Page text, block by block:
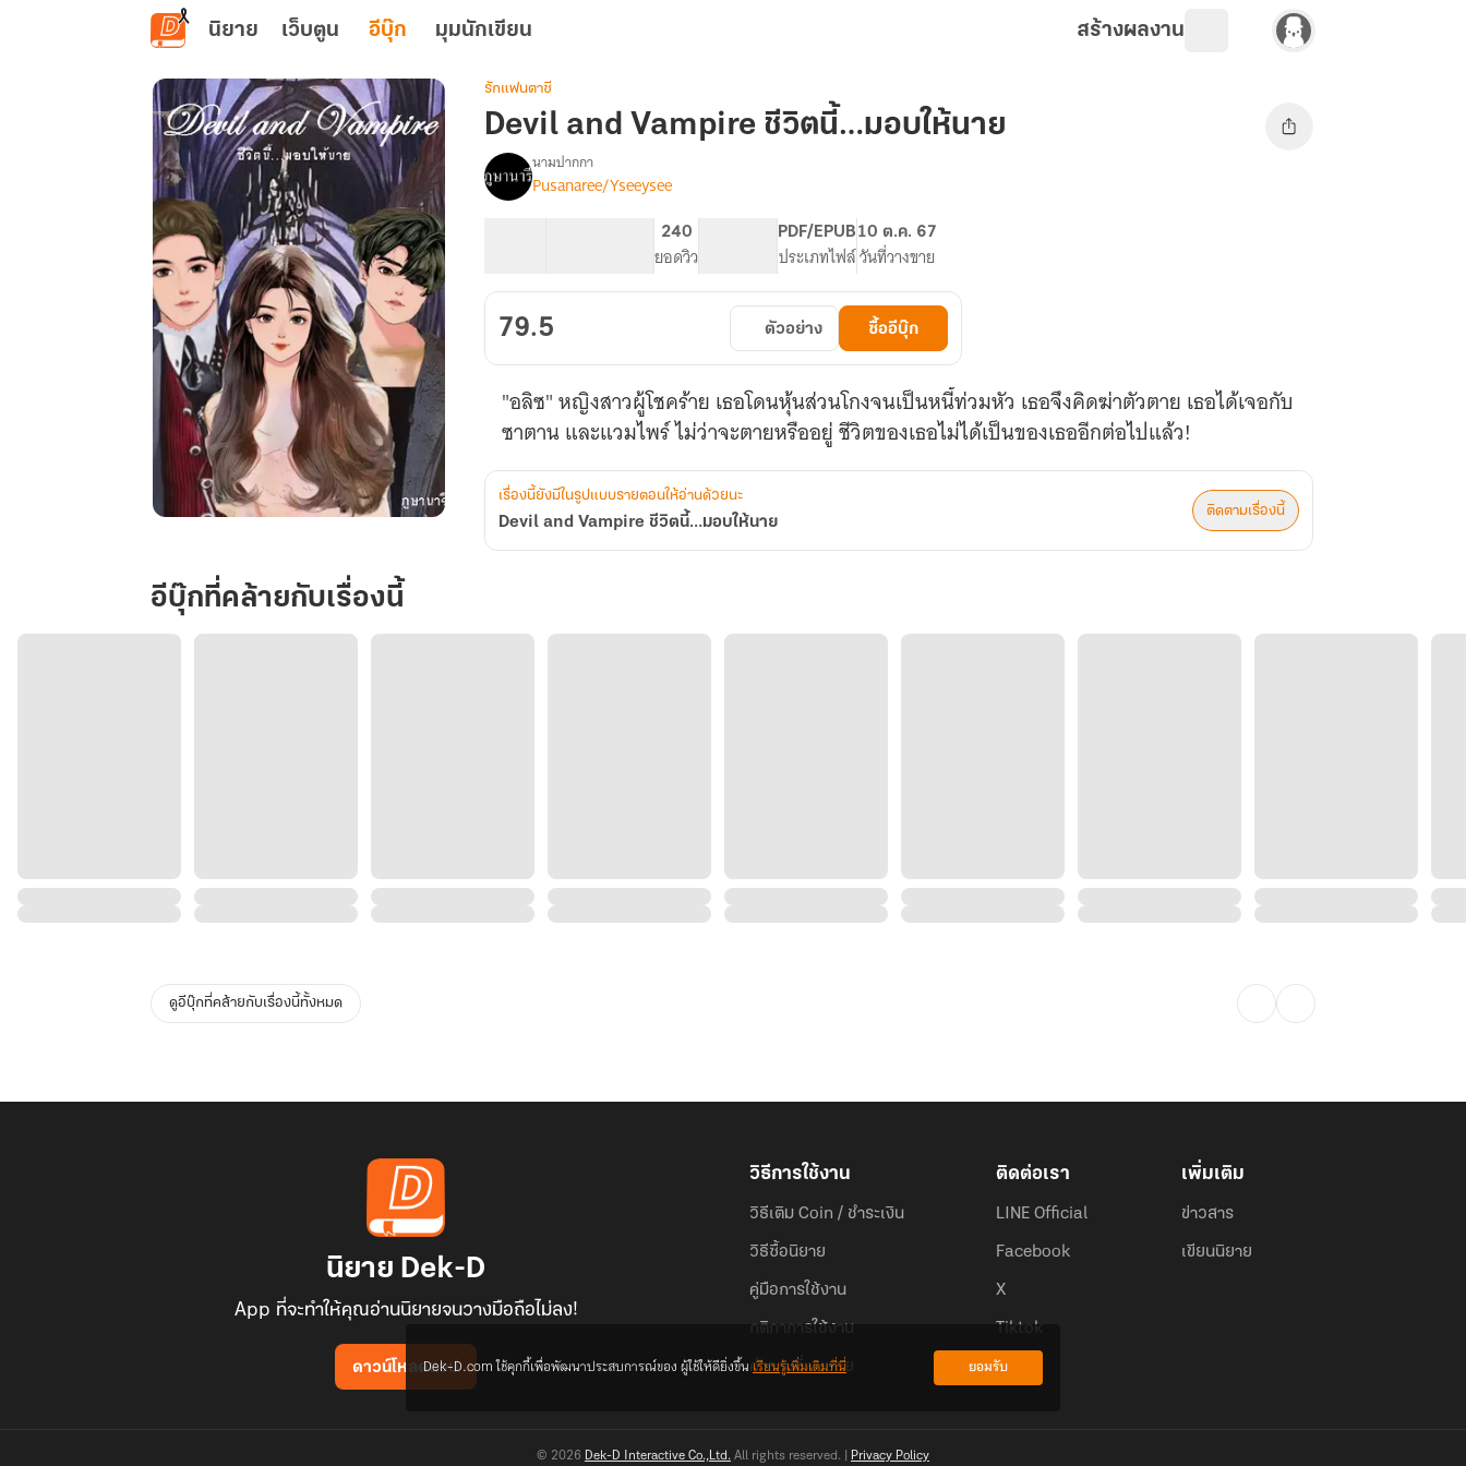
ข้ามไปยังเนื้อหาหลัก
นิยาย เว็บตูน อีบุ๊ก มุมนักเขียน สร้างผลงาน
Vampire
ชีวิต
นี้…
รักแฟนตาซี
Devil and Vampire ชีวิตนี้…มอบให้นาย
เรื่องDevil
and
มอบ
ให้
นาย
นามปากกา
Pusanaree/Yseeysee
240
ยอดวิว
PDF/EPUB
ประเภทไฟล์
10 ต.ค. 67
วันที่วางขาย
79.5 ตัวอย่าง ซื้ออีบุ๊ก
"อลิซ" หญิงสาวผู้โชคร้าย เธอโดนหุ้นส่วนโกงจนเป็นหนี้ท่วมหัว เธอจึงคิดฆ่าตัวตาย เธอได้เจอกับ
ซาตาน และแวมไพร์ ไม่ว่าจะตายหรืออยู่ ชีวิตของเธอไม่ได้เป็นของเธออีกต่อไปแล้ว!
เรื่องนี้ยังมีในรูปแบบรายตอนให้อ่านด้วยนะ
Devil and Vampire ชีวิตนี้…มอบให้นาย
ติดตามเรื่องนี้
อีบุ๊กที่คล้ายกับเรื่องนี้
ดูอีบุ๊กที่คล้ายกับเรื่องนี้ทั้งหมด
นิยาย Dek-D
App ที่จะทำให้คุณอ่านนิยายจนวางมือถือไม่ลง!
ดาวน์โหลดแอป
วิธีการใช้งาน
วิธีเติม Coin / ชำระเงิน
วิธีซื้อนิยาย
คู่มือการใช้งาน
กติกาการใช้งาน
คำถามที่พบบ่อย
ติดต่อเรา
LINE Official
Facebook
X
Tiktok
เพิ่มเติม
ข่าวสาร
เขียนนิยาย
© 2026 Dek-D Interactive Co.,Ltd. All rights reserved. | Privacy Policy
Dek-D.com ใช้คุกกี้เพื่อพัฒนาประสบการณ์ของ ผู้ใช้ให้ดียิ่งขึ้นเรียนรู้เพิ่มเติมที่นี่ ยอมรับ